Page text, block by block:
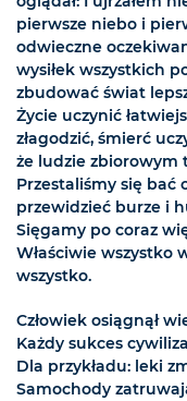
pierwsze niebo i
odwieczne
wysiłek wszystkich
zbudować świat
Życie uczynić
złagodzić, śmierć
że ludzie
Przestaliśmy się
przewidzieć burze i
Sięgamy po coraz
Właściwie wszystko
wszystko.
Człowiek osiągnął
Każdy sukces
Dla przykładu: leki
Samochody